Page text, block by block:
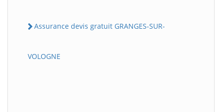
Assurance devis gratuit GRANGES-SUR-
VOLOGNE